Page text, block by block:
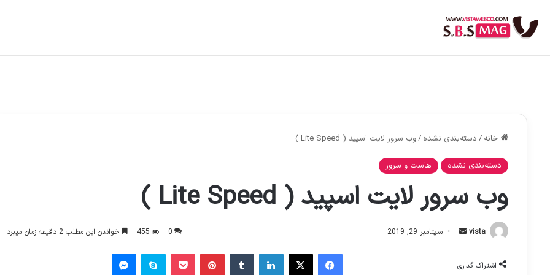
خانه / دسته‌بندی نشده /وب سرور لایت اسپید ( Lite Speed )
دسته‌بندی نشده هاست و سرور
وب سرور لایت اسپید ( Lite Speed )
vista
ارسال سپتامبر 29, 2019 0
455 خواندن این مطلب 2 دقیقه زمان میبرد
اشتراک گذاری
فیس بوک X لینکدین ‫تامبلر ‫پین‌ترستپاکت اسکایپ پیام رسان